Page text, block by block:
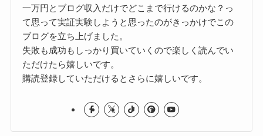
一万円とブログ収入だけでどこまで行けるのかな？っ
て思って実証実験しようと思ったのがきっかけでこの
ブログを立ち上げました。
失敗も成功もしっかり買いていくので楽しく読んでい
ただけたら嬉しいです。
購読登録していただけるとさらに嬉しいです。